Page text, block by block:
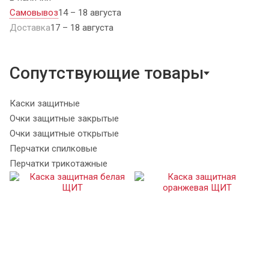
Самовывоз14 – 18 августа
Доставка17 – 18 августа
Сопутствующие товары
Каски защитные
Очки защитные закрытые
Очки защитные открытые
Перчатки спилковые
Перчатки трикотажные